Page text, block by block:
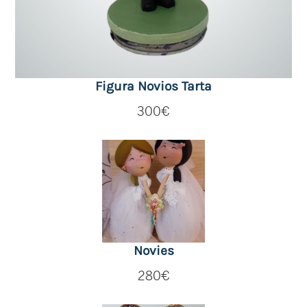
Figura Novios Tarta
300€
Novies
280€